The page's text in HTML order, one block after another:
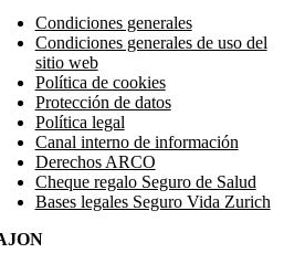
Condiciones generales
Condiciones generales de uso del
sitio web
Política de cookies
Protección de datos
Política legal
Canal interno de información
Derechos ARCO
Cheque regalo Seguro de Salud
Bases legales Seguro Vida Zurich